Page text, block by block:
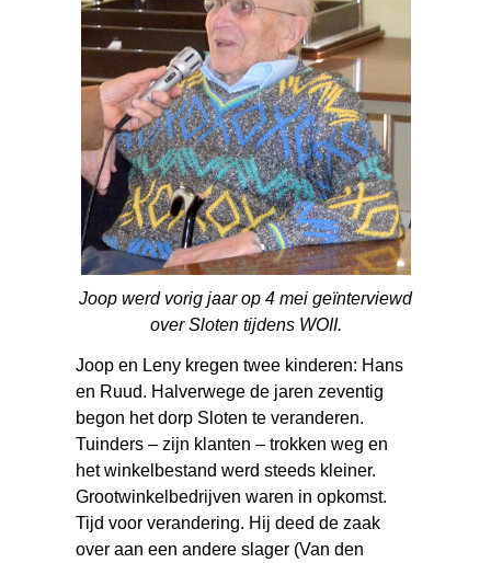
Joop werd vorig jaar op 4 mei geïnterviewd
over Sloten tijdens WOII.
Joop en Leny kregen twee kinderen: Hans
en Ruud. Halverwege de jaren zeventig
begon het dorp Sloten te veranderen.
Tuinders – zijn klanten – trokken weg en
het winkelbestand werd steeds kleiner.
Grootwinkelbedrijven waren in opkomst.
Tijd voor verandering. Hij deed de zaak
over aan een andere slager (Van den